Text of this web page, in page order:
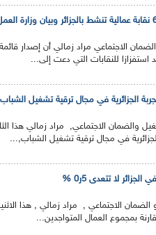
الاجتماعي مراد زمالي أن إصدار
استفزازا للنقابات التي دعت إلى...
الجزائرية في مجال ترقية تشغيل الشباب
والضمان الاجتماعي, مراد زمالي هذا
في مجال ترقية تشغيل الشباب,...
لا تتعدى 5ر0 %
الضمان الاجتماعي , مراد زمالي , هذا